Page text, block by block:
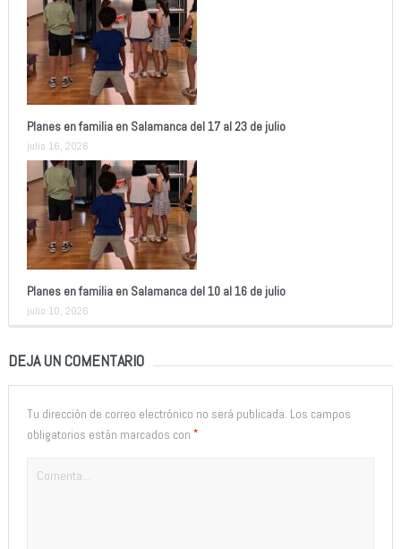
Planes en familia en Salamanca del 17 al 23 de julio
julio 16, 2026
Planes en familia en Salamanca del 10 al 16 de julio
julio 10, 2026
DEJA UN COMENTARIO
Tu dirección de correo electrónico no será publicada. Los campos
obligatorios están marcados con *